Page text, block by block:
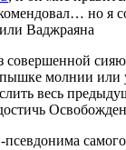
но
Ваджраяна
молнии
весь
самого